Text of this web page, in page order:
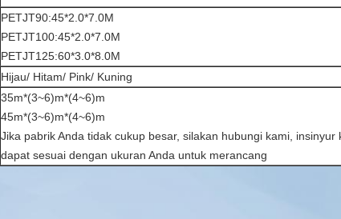
PETJT90:45*2.0*7.0M
PETJT100:45*2.0*7.0M
PETJT125:60*3.0*8.0M
Hijau/ Hitam/ Pink/ Kuning
35m*(3~6)m*(4~6)m
45m*(3~6)m*(4~6)m
Jika pabrik Anda tidak cukup besar, silakan hubungi kami, insinyur
dapat sesuai dengan ukuran Anda untuk merancang